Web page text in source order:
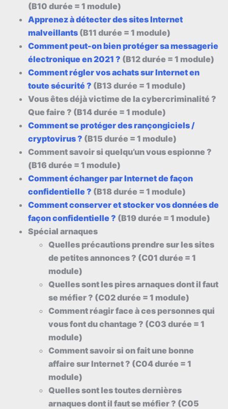
(B10 durée = 1 module)
Apprenez à détecter des sites Internet
malveillants (B11 durée = 1 module)
Comment peut-on bien protéger sa messagerie
électronique en 2021 ? (B12 durée = 1 module)
Comment régler vos achats sur Internet en
toute sécurité ? (B13 durée = 1 module)
Vous êtes déjà victime de la cybercriminalité ?
Que faire ? (B14 durée = 1 module)
Comment se protéger des rançongiciels /
cryptovirus ? (B15 durée = 1 module)
Comment savoir si quelqu’un vous espionne ?
(B16 durée = 1 module)
Comment échanger par Internet de façon
confidentielle ? (B18 durée = 1 module)
Comment conserver et stocker vos données de
façon confidentielle ? (B19 durée = 1 module)
Spécial arnaques
Quelles précautions prendre sur les sites
de petites annonces ? (C01 durée = 1
module)
Quelles sont les pires arnaques dont il faut
se méfier ? (C02 durée = 1 module)
Comment réagir face à ces personnes qui
vous font du chantage ? (C03 durée = 1
module)
Comment savoir si on fait une bonne
affaire sur Internet ? (C04 durée = 1
module)
Quelles sont les toutes dernières
arnaques dont il faut se méfier ? (C05